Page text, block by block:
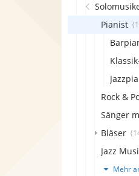
Pianist
Rock &
Bläser
Jazz
Mehr